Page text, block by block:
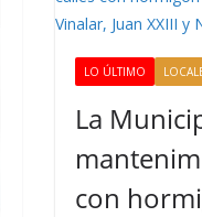
LO ÚLTIMO
La
con